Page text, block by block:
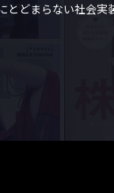
どまらない社会実